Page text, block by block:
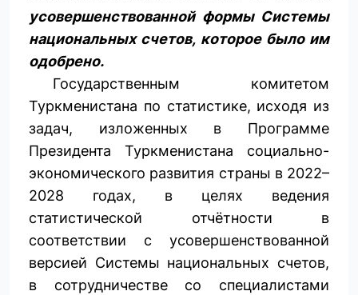
усовершенствованной формы Системы
национальных счетов, которое было им
одобрено.
Государственным комитетом
Туркменистана по статистике, исходя из
задач, изложенных в Программе
Президента Туркменистана социально-
экономического развития страны в 2022–
2028 годах, в целях ведения
статистической отчётности в
соответствии с усовершенствованной
версией Системы национальных счетов,
в сотрудничестве со специалистами